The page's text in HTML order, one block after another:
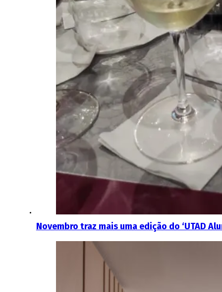
Novembro traz mais uma edição do ‘UTAD